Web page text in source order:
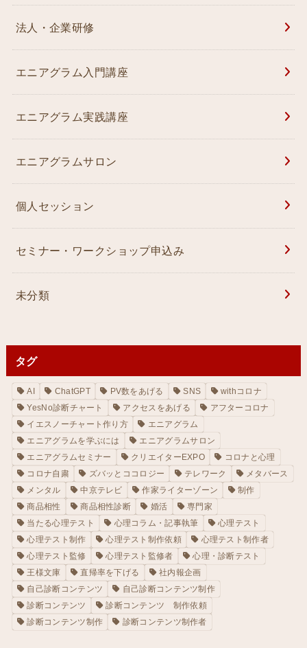
法人・企業研修
エニアグラム入門講座
エニアグラム実践講座
エニアグラムサロン
個人セッション
セミナー・ワークショップ申込み
未分類
タグ
AI ChatGPT PV数をあげる SNS
withコロナ
YesNo診断チャート
アクセスをあげる
アフターコロナ
イエスノーチャート作り方
エニアグラム
エニアグラムを学ぶには
エニアグラムサロン
エニアグラムセミナー
クリエイターEXPO
コロナと心理
コロナ自粛
ズバッとココロジー テレワーク
メタバース
メンタル
中京テレビ 作家ライターゾーン
制作
商品相性
商品相性診断 婚活
専門家
当たる心理テスト
心理コラム・記事執筆
心理テスト
心理テスト制作
心理テスト制作依頼
心理テスト制作者
心理テスト監修
心理テスト監修者
心理・診断テスト
王様文庫
直帰率を下げる
社内報企画
自己診断コンテンツ
自己診断コンテンツ制作
診断コンテンツ
診断コンテンツ 制作依頼
診断コンテンツ制作
診断コンテンツ制作者